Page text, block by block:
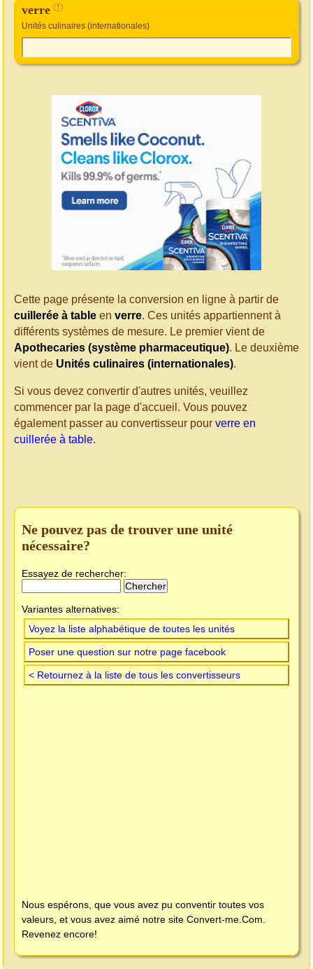
verre !
Unités culinaires (internationales)
Cette page présente la conversion en ligne à partir de
cuillerée à table en verre. Ces unités appartiennent à
différents systèmes de mesure. Le premier vient de
Apothecaries (système pharmaceutique). Le deuxième
vient de Unités culinaires (internationales).
Si vous devez convertir d'autres unités, veuillez
commencer par la page d'accueil. Vous pouvez
également passer au convertisseur pour verre en
cuillerée à table.
Ne pouvez pas de trouver une unité
nécessaire?
Essayez de rechercher:
Variantes alternatives:
Voyez la liste alphabétique de toutes les unités
Poser une question sur notre page facebook
< Retournez à la liste de tous les convertisseurs
Nous espérons, que vous avez pu conventir toutes vos
valeurs, et vous avez aimé notre site Convert-me.Com
Revenez encore!